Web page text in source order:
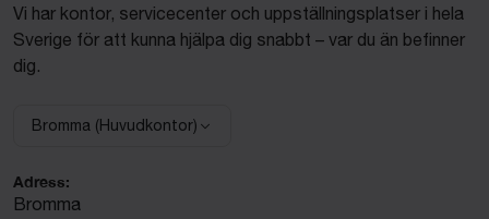
Vi har kontor, servicecenter och uppställningsplatser i hela
Sverige för att kunna hjälpa dig snabbt – var du än befinner
dig.
Välj anläggning:
Bromma (Huvudkontor)
Adress:
Bromma